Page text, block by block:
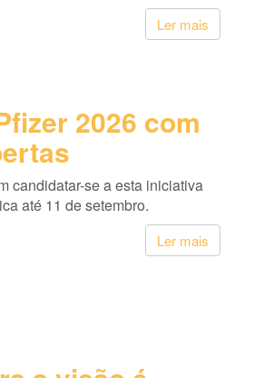
Ler mais
2026 com
candidatar-se a esta iniciativa
até 11 de setembro.
Ler mais